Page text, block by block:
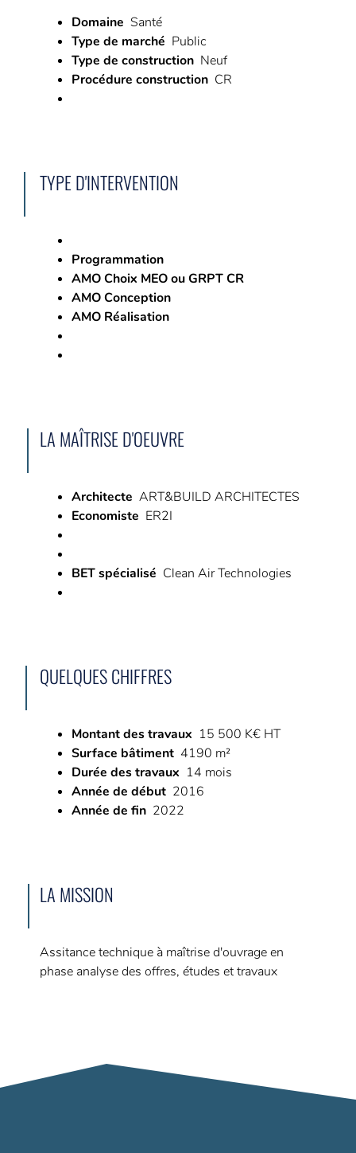
Domaine Santé
Type de marché Public
Type de construction Neuf
Procédure construction CR
TYPE D'INTERVENTION
Programmation
AMO Choix MEO ou GRPT CR
AMO Conception
AMO Réalisation
LA MAÎTRISE D'OEUVRE
Architecte ART&BUILD ARCHITECTES
Economiste ER2I
BET spécialisé Clean Air Technologies
QUELQUES CHIFFRES
Montant des travaux 15 500 K€ HT
Surface bâtiment 4190 m²
Durée des travaux 14 mois
Année de début 2016
Année de fin 2022
LA MISSION
Assitance technique à maîtrise d'ouvrage en
phase analyse des offres, études et travaux